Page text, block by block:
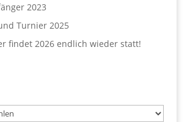
2023
Turnier 2025
findet 2026 endlich wieder statt!